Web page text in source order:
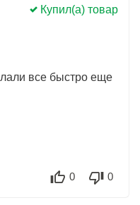
Купил(а) товар
все быстро еще
0 0